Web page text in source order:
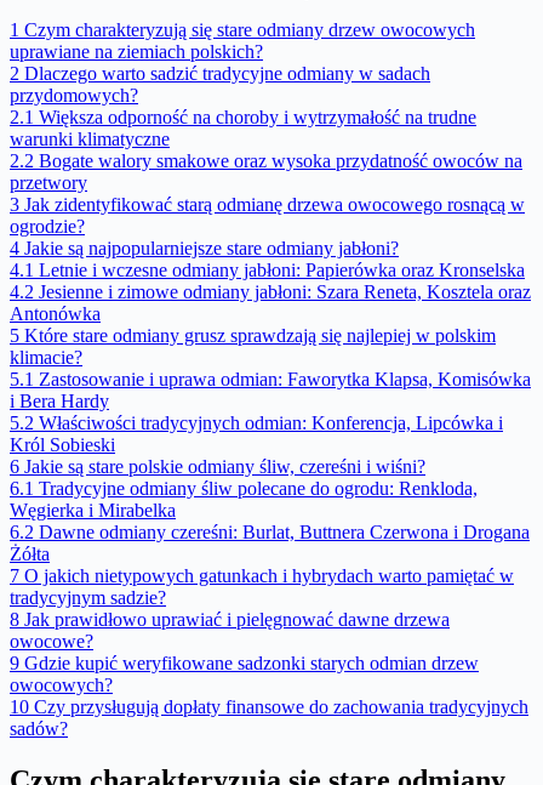
1 Czym charakteryzują się stare odmiany drzew owocowych
uprawiane na ziemiach polskich?
2 Dlaczego warto sadzić tradycyjne odmiany w sadach
przydomowych?
2.1 Większa odporność na choroby i wytrzymałość na trudne
warunki klimatyczne
2.2 Bogate walory smakowe oraz wysoka przydatność owoców na
przetwory
3 Jak zidentyfikować starą odmianę drzewa owocowego rosnącą w
ogrodzie?
4 Jakie są najpopularniejsze stare odmiany jabłoni?
4.1 Letnie i wczesne odmiany jabłoni: Papierówka oraz Kronselska
4.2 Jesienne i zimowe odmiany jabłoni: Szara Reneta, Kosztela oraz
Antonówka
5 Które stare odmiany grusz sprawdzają się najlepiej w polskim
klimacie?
5.1 Zastosowanie i uprawa odmian: Faworytka Klapsa, Komisówka
i Bera Hardy
5.2 Właściwości tradycyjnych odmian: Konferencja, Lipcówka i
Król Sobieski
6 Jakie są stare polskie odmiany śliw, czereśni i wiśni?
6.1 Tradycyjne odmiany śliw polecane do ogrodu: Renkloda,
Węgierka i Mirabelka
6.2 Dawne odmiany czereśni: Burlat, Buttnera Czerwona i Drogana
Żółta
7 O jakich nietypowych gatunkach i hybrydach warto pamiętać w
tradycyjnym sadzie?
8 Jak prawidłowo uprawiać i pielęgnować dawne drzewa
owocowe?
9 Gdzie kupić weryfikowane sadzonki starych odmian drzew
owocowych?
10 Czy przysługują dopłaty finansowe do zachowania tradycyjnych
sadów?